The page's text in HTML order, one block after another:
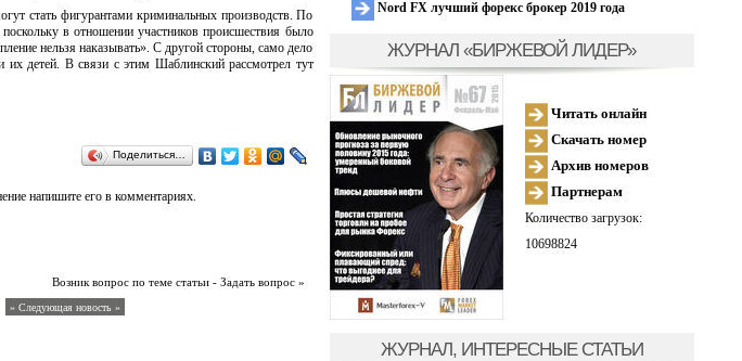
стать фигурантами криминальных производств. По
в отношении участников происшествия было
нельзя наказывать». С другой стороны, само дело
их детей. В связи с этим Шаблинский рассмотрел тут
Поделиться…
напишите его в комментариях.
Возник вопрос по теме статьи - Задать вопрос »
» Следующая новость »
Nord FX лучший форекс брокер 2019 года
ЖУРНАЛ «БИРЖЕВОЙ ЛИДЕР»
Читать онлайн
Скачать номер
Архив номеров
Партнерам
Количество загрузок:
10698824
ЖУРНАЛ, ИНТЕРЕСНЫЕ СТАТЬИ